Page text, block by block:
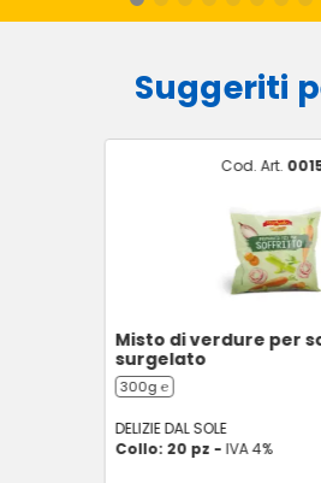
Suggeriti
Cod. Art.
Misto di verdure per
surgelato
300g ℮
DELIZIE DAL SOLE
Collo: 20 pz - IVA 4%